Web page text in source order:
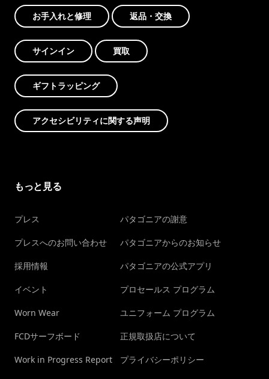
お手入れと修理 返品・交換
サインイン 買取
ギフトラッピング
アクセシビリティに関する声明
もっと見る
プレス
プレスへのお問い合わせ
採用情報
イベント
Worn Wear
FCDサーフボード
Work in Progress Report
パタゴニアの謝意
パタゴニアからのお知らせ
パタゴニアの公式アプリ
プロセールス プログラム
ユニフォーム プログラム
正規取扱店について
プライバシーポリシー